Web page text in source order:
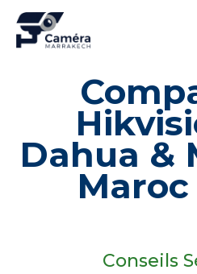
Dahua &
Conseils